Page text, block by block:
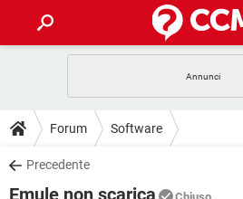
INTRATTENIMENTO
iOS
INSTAGRAM
GUIDE
COVID-19
DOWNLOAD
COVID-19
Forum Software
Precedente
Emule non scarica